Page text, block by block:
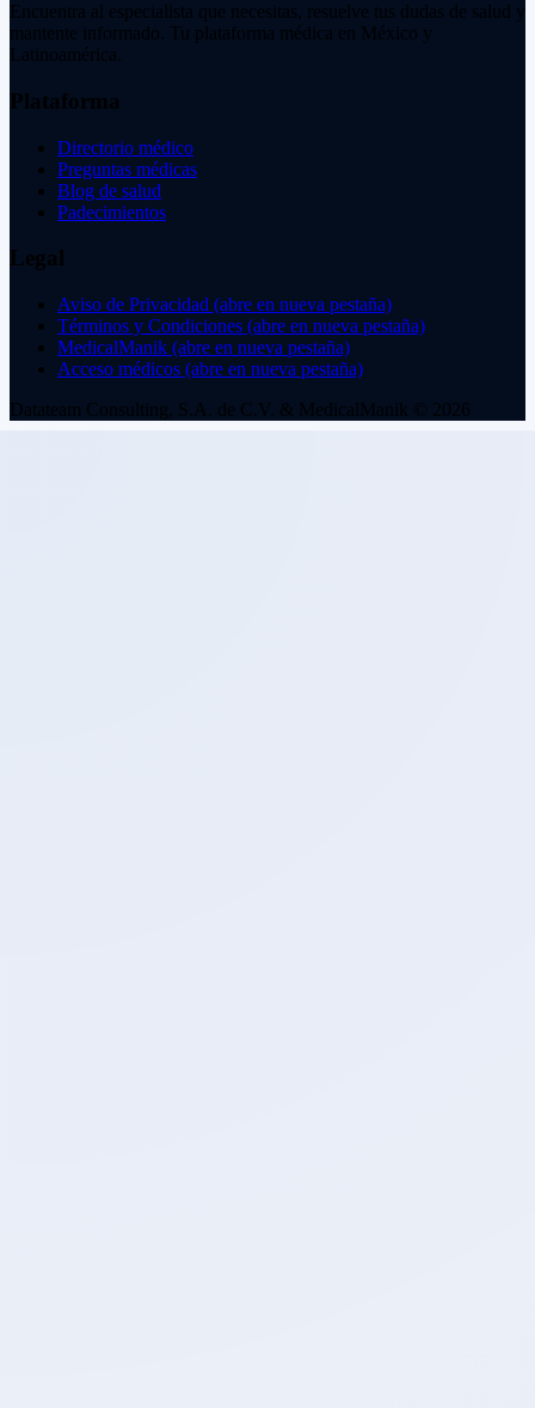
Encuentra al especialista que necesitas, resuelve tus dudas de salud y
mantente informado. Tu plataforma médica en México y
Latinoamérica.
Plataforma
Directorio médico
Preguntas médicas
Blog de salud
Padecimientos
Legal
Aviso de Privacidad (abre en nueva pestaña)
Términos y Condiciones (abre en nueva pestaña)
MedicalManik (abre en nueva pestaña)
Acceso médicos (abre en nueva pestaña)
Datateam Consulting, S.A. de C.V. & MedicalManik © 2026